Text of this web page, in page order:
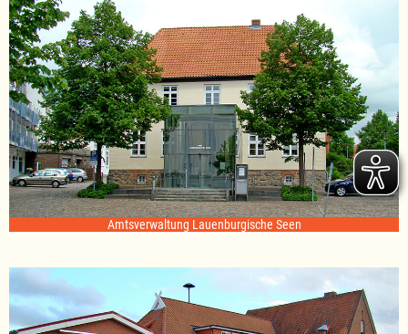
Amtsverwaltung Lauenburgische Seen